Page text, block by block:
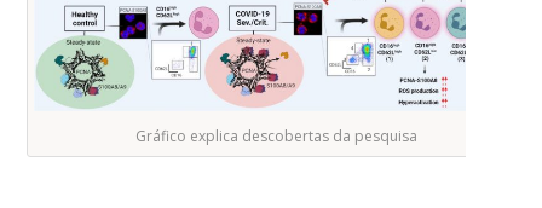
Gráfico explica descobertas da pesquisa